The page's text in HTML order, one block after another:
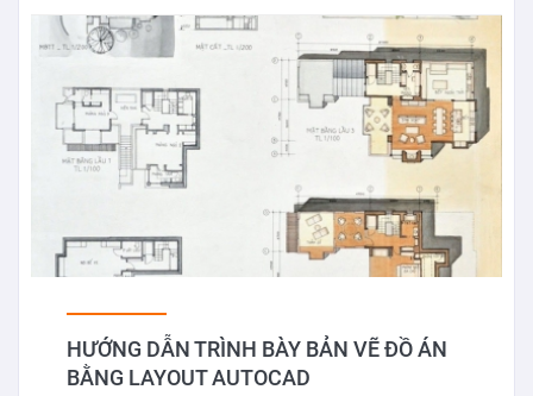
HƯỚNG DẪN TRÌNH BÀY BẢN VẼ ĐỒ ÁN
BẰNG LAYOUT AUTOCAD